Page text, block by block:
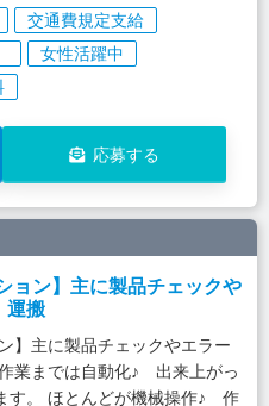
交通費規定支給
女性活躍中
応募する
ョン】主に製品チェックや
運搬
】主に製品チェックやエラー
業までは自動化♪ 出来上がっ
す。 ほとんどが機械操作♪ 作